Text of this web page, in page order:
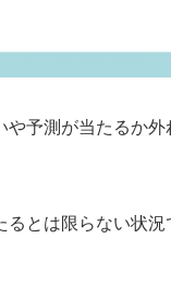
予測が当たるか
とは限らない状況